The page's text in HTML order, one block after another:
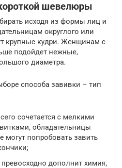
шевелюры
исходя из формы лиц и
округлого или
крупные кудри. Женщинам с
подойдет нежные,
диаметра.
способа завивки – тип
сочетается с мелкими
обладательницы
могут попробовать завить
превосходно дополнит химия,